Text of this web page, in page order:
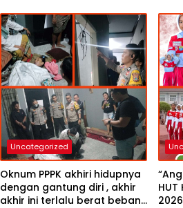
HARI
Uncategorized
Oknum PPPK akhiri hidupnya
dengan gantung diri , akhir
akhir ini terlalu berat beban